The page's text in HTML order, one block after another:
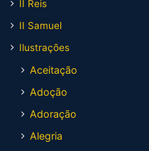
II Reis
II Samuel
Ilustrações
Aceitação
Adoção
Adoração
Alegria